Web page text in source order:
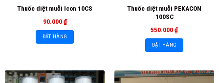
Thuốc diệt muỗi Icon 10CS
90.000₫
ĐẶT HÀNG
Thuốc diệt muỗi PEKACON
100SC
550.000₫
ĐẶT HÀNG